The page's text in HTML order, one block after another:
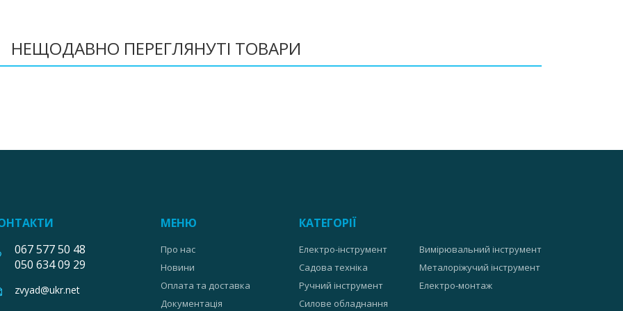
НЕЩОДАВНО ПЕРЕГЛЯНУТІ ТОВАРИ
067 577 50 48
050 634 09 29
zvyad@ukr.net
МЕНЮ
Про нас
Новини
Оплата та доставка
Документація
КАТЕГОРІЇ
Електро-інструмент
Садова техніка
Ручний інструмент
Силове обладнання
Вимірювальний інструмент
Металоріжучий інструмент
Електро-монтаж